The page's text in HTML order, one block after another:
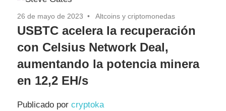
26 de mayo de 2023 Altcoins y criptomonedas
USBTC acelera la recuperación
con Celsius Network Deal,
aumentando la potencia minera
en 12,2 EH/s
Publicado por cryptoka